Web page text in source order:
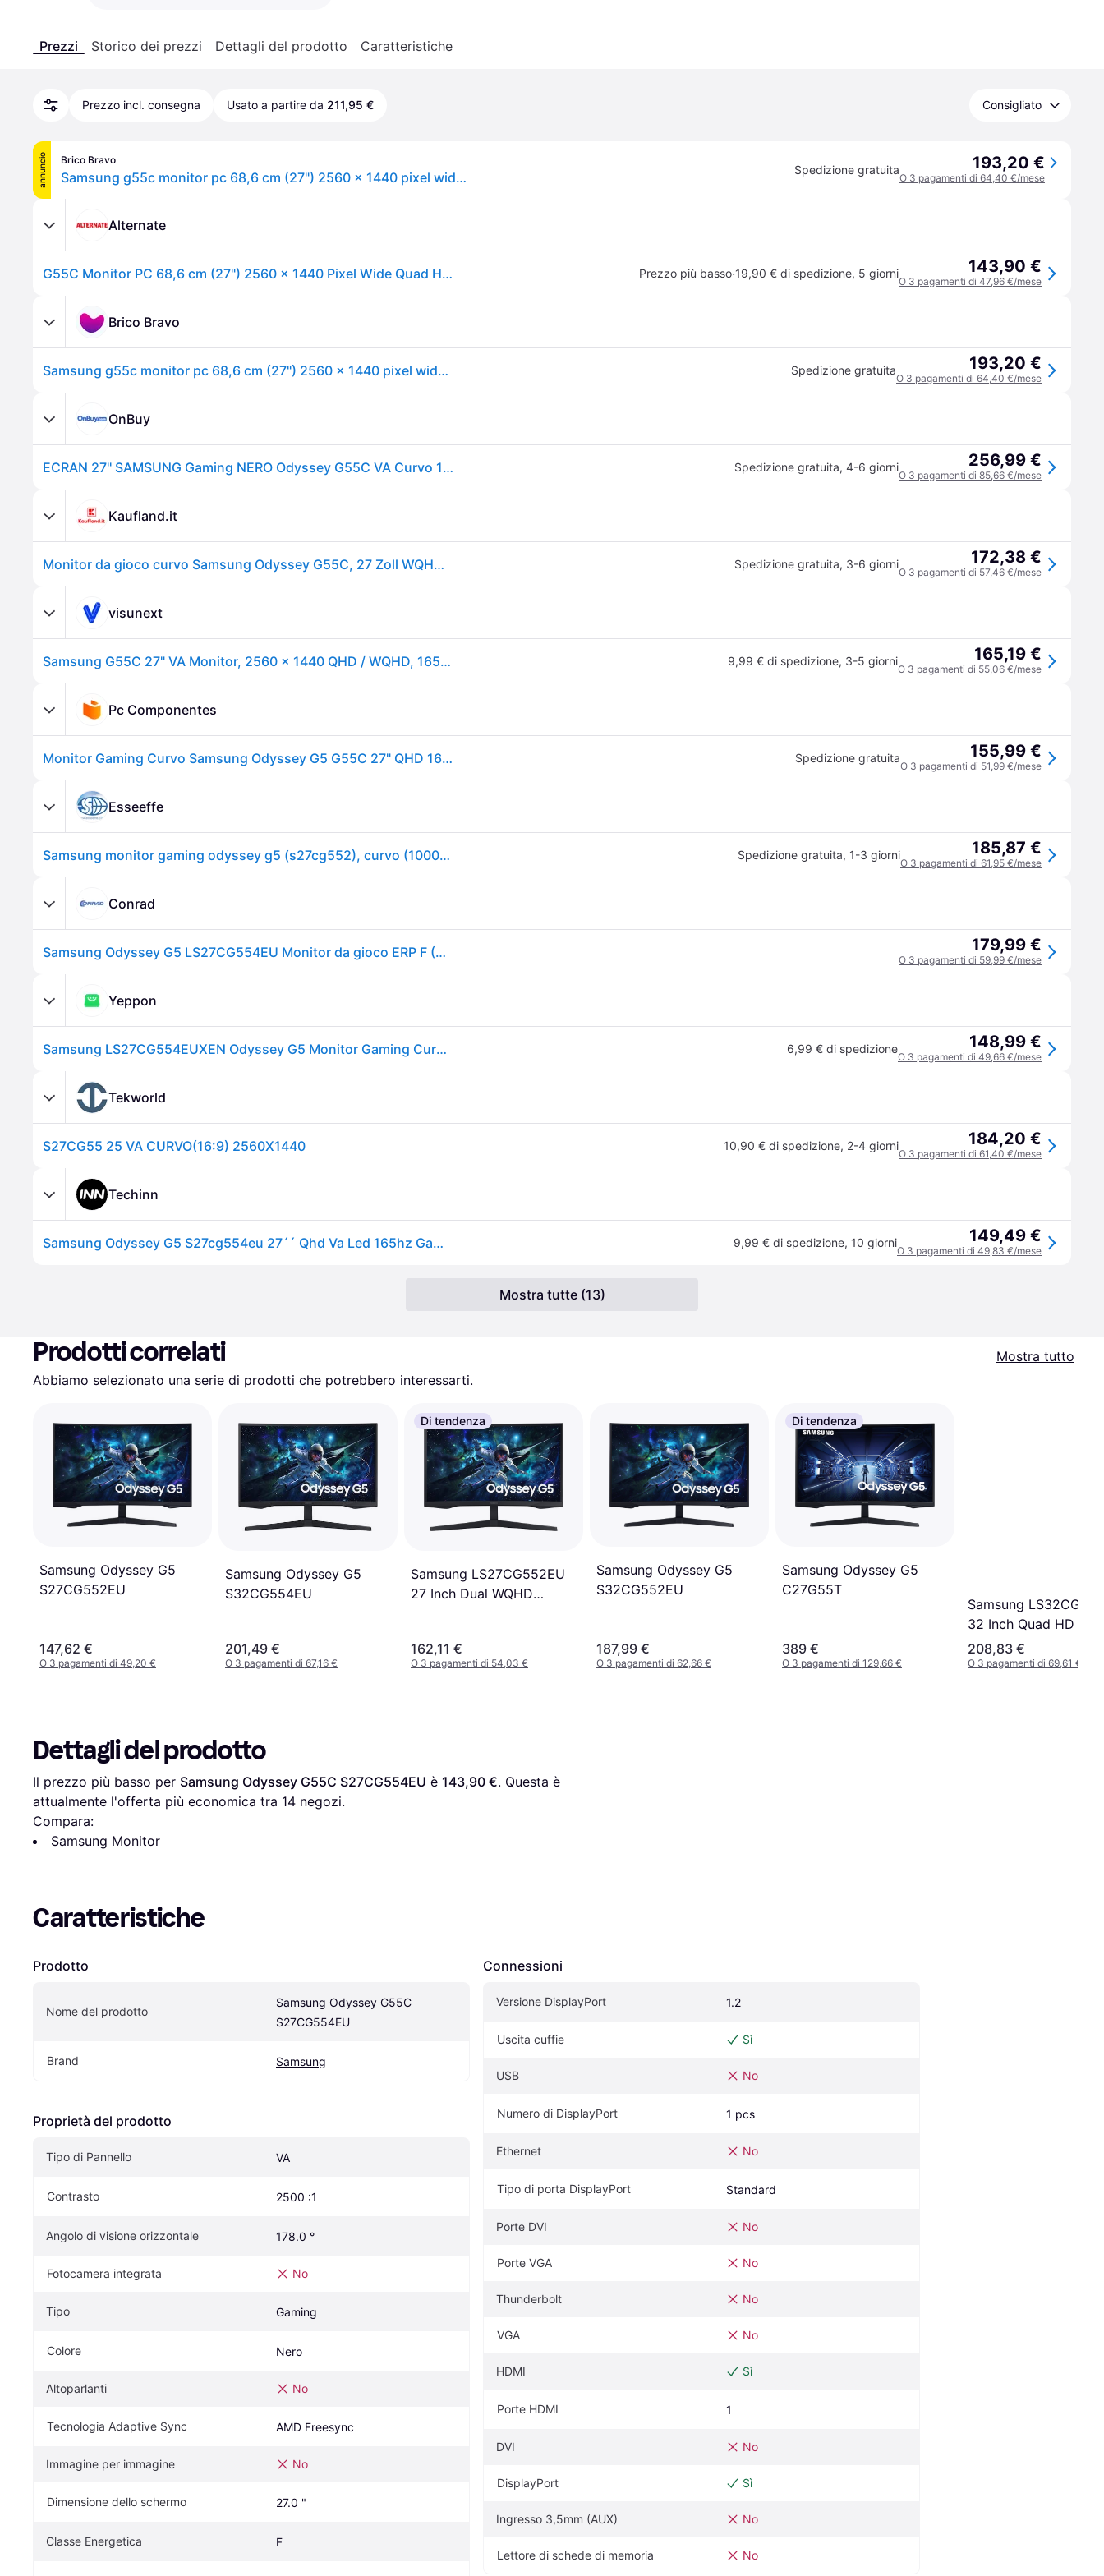
Prezzi Storico dei prezzi Dettagli del prodotto Caratteristiche
Prezzo incl. consegna Usato a partire da 211,95 € Consigliato
annuncio Brico Bravo
Samsung g55c monitor pc 68,6 cm (27") 2560 x 1440 pixel wide quad hd led nero - LS27CG552EUXEN Spedizione gratuita 193,20 €
O 3 pagamenti di 64,40 €/mese
Alternate
G55C Monitor PC 68,6 cm (27") 2560 x 1440 Pixel Wide Quad HD LED Nero, Monitor di gioco Prezzo più basso·19,90 € di spedizione, 5 giorni 143,90 €
O 3 pagamenti di 47,96 €/mese
Brico Bravo
Samsung g55c monitor pc 68,6 cm (27") 2560 x 1440 pixel wide quad hd led nero - LS27CG552EUXEN Spedizione gratuita 193,20 €
O 3 pagamenti di 64,40 €/mese
OnBuy
ECRAN 27'' SAMSUNG Gaming NERO Odyssey G55C VA Curvo 1000R 2560x1440 300cd/m² 1ms 165Hz 1xHDMI 1xDP Piede inclinabile LS27CG554EUXEN Spedizione gratuita, 4-6 giorni 256,99 €
O 3 pagamenti di 85,66 €/mese
Kaufland.it
Monitor da gioco curvo Samsung Odyssey G55C, 27 Zoll WQHD 165Hz Spedizione gratuita, 3-6 giorni 172,38 €
O 3 pagamenti di 57,46 €/mese
visunext
Samsung G55C 27" VA Monitor, 2560 x 1440 QHD / WQHD, 165Hz, 1ms 9,99 € di spedizione, 3-5 giorni 165,19 €
O 3 pagamenti di 55,06 €/mese
Pc Componentes
Monitor Gaming Curvo Samsung Odyssey G5 G55C 27" QHD 165Hz 1ms VA HDR10 FreeSync Negro Spedizione gratuita 155,99 €
O 3 pagamenti di 51,99 €/mese
Esseeffe
Samsung monitor gaming odyssey g5 (s27cg552), curvo (1000r), 27``, 2560x1440 (wqhd 2k), hdr10, va, 165 hz, 1 ms (mprt), freesync, hdmi, display port, ingresso audio, flicker free, eye saver mode Spedizione gratuita, 1-3 giorni 185,87 €
O 3 pagamenti di 61,95 €/mese
Conrad
Samsung Odyssey G5 LS27CG554EU Monitor da gioco ERP F (A - G) 68.6 cm (27 pollici) 2560 x 1440 Pixel 16:9 1 ms DisplayPort, HDMI ™, Cuffie (jack da 3,5 mm) VA 179,99 €
O 3 pagamenti di 59,99 €/mese
Yeppon
Samsung LS27CG554EUXEN Odyssey G5 Monitor Gaming Curvo 27'' QHD 2560x1440 VA 165Hz 1ms HDR10 AMD FreeSync colore Nero 6,99 € di spedizione 148,99 €
O 3 pagamenti di 49,66 €/mese
Tekworld
S27CG55 25 VA CURVO(16:9) 2560X1440 10,90 € di spedizione, 2-4 giorni 184,20 €
O 3 pagamenti di 61,40 €/mese
Techinn
Samsung Odyssey G5 S27cg554eu 27´´ Qhd Va Led 165hz Gaming Monitor Blu One Size / EU Plug 220V 9,99 € di spedizione, 10 giorni 149,49 €
O 3 pagamenti di 49,83 €/mese
Mostra tutte (13)
Prodotti correlati
Mostra tutto
Abbiamo selezionato una serie di prodotti che potrebbero interessarti.
Samsung Odyssey G5
S27CG552EU
147,62 €
O 3 pagamenti di 49,20 €
Samsung Odyssey G5
S32CG554EU
201,49 €
O 3 pagamenti di 67,16 €
Di tendenza
Samsung LS27CG552EU
27 Inch Dual WQHD
162,11 €
O 3 pagamenti di 54,03 €
Samsung Odyssey G5
S32CG552EU
187,99 €
O 3 pagamenti di 62,66 €
Di tendenza
Samsung Odyssey G5
C27G55T
389 €
O 3 pagamenti di 129,66 €
Samsung
32 Inch Quad HD
208,83 €
O 3 pagamenti di 69,61 €
Dettagli del prodotto
Il prezzo più basso per Samsung Odyssey G55C S27CG554EU è 143,90 €. Questa è
attualmente l'offerta più economica tra 14 negozi.
Compara:
Samsung Monitor
Caratteristiche
Prodotto
Nome del prodotto
Samsung Odyssey G55C
S27CG554EU
Brand Samsung
Proprietà del prodotto
Tipo di Pannello VA
Contrasto 2500 :1
Angolo di visione orizzontale 178.0 °
Fotocamera integrata No
Tipo Gaming
Colore Nero
Altoparlanti No
Tecnologia Adaptive Sync AMD Freesync
Immagine per immagine No
Dimensione dello schermo 27.0 "
Classe Energetica F
Connessioni
Versione DisplayPort 1.2
Uscita cuffie Sì
USB No
Numero di DisplayPort 1 pcs
Ethernet No
Tipo di porta DisplayPort Standard
Porte DVI No
Porte VGA No
Thunderbolt No
VGA No
HDMI Sì
Porte HDMI 1
DVI No
DisplayPort Sì
Ingresso 3,5mm (AUX) No
Lettore di schede di memoria No